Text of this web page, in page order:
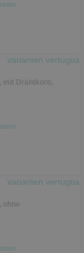
Varianten verfügbar
mit Drahtkorb,
Varianten verfügbar
ohne